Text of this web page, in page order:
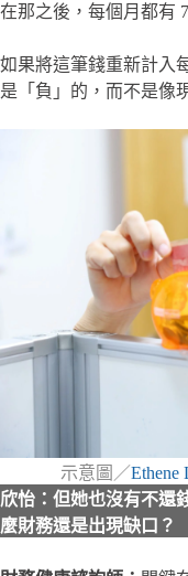
在那之後，每個月都有
如果將這筆錢重新計入
是「負」的，而不是像
示意圖／Ethene
欣怡：但她也沒有不還
麼財務還是出現缺口？